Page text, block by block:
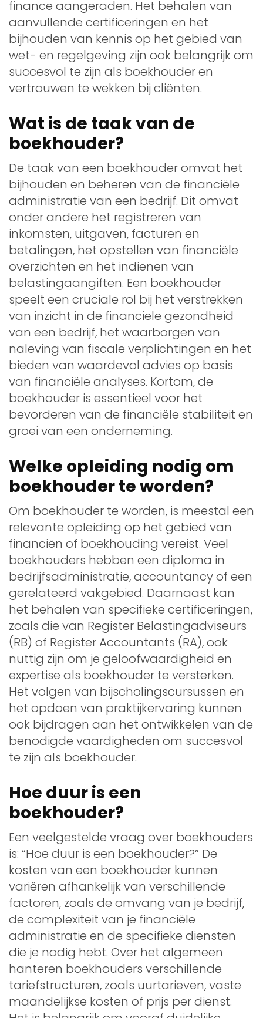
finance aangeraden. Het behalen van
aanvullende certificeringen en het
bijhouden van kennis op het gebied van
wet- en regelgeving zijn ook belangrijk om
succesvol te zijn als boekhouder en
vertrouwen te wekken bij cliënten.
Wat is de taak van de
boekhouder?
De taak van een boekhouder omvat het
bijhouden en beheren van de financiële
administratie van een bedrijf. Dit omvat
onder andere het registreren van
inkomsten, uitgaven, facturen en
betalingen, het opstellen van financiële
overzichten en het indienen van
belastingaangiften. Een boekhouder
speelt een cruciale rol bij het verstrekken
van inzicht in de financiële gezondheid
van een bedrijf, het waarborgen van
naleving van fiscale verplichtingen en het
bieden van waardevol advies op basis
van financiële analyses. Kortom, de
boekhouder is essentieel voor het
bevorderen van de financiële stabiliteit en
groei van een onderneming.
Welke opleiding nodig om
boekhouder te worden?
Om boekhouder te worden, is meestal een
relevante opleiding op het gebied van
financiën of boekhouding vereist. Veel
boekhouders hebben een diploma in
bedrijfsadministratie, accountancy of een
gerelateerd vakgebied. Daarnaast kan
het behalen van specifieke certificeringen,
zoals die van Register Belastingadviseurs
(RB) of Register Accountants (RA), ook
nuttig zijn om je geloofwaardigheid en
expertise als boekhouder te versterken.
Het volgen van bijscholingscursussen en
het opdoen van praktijkervaring kunnen
ook bijdragen aan het ontwikkelen van de
benodigde vaardigheden om succesvol
te zijn als boekhouder.
Hoe duur is een
boekhouder?
Een veelgestelde vraag over boekhouders
is: “Hoe duur is een boekhouder?” De
kosten van een boekhouder kunnen
variëren afhankelijk van verschillende
factoren, zoals de omvang van je bedrijf,
de complexiteit van je financiële
administratie en de specifieke diensten
die je nodig hebt. Over het algemeen
hanteren boekhouders verschillende
tariefstructuren, zoals uurtarieven, vaste
maandelijkse kosten of prijs per dienst.